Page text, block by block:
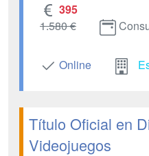
395
1.580 €
Online
Título Oficial en
Videojuegos